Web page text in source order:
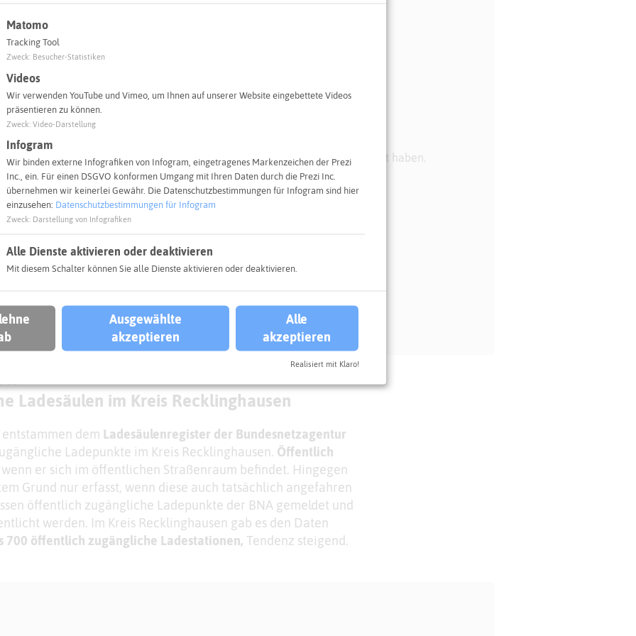
angezeigt werden, wenn Sie der Verwendung von "Infogram" zugestimmt haben.
Entscheidung anpassen
Ladesäulen im Kreis Recklinghausen
dem Ladesäulenregister der Bundesnetzagentur
Ladepunkte im Kreis Recklinghausen. Öffentlich
er sich im öffentlichen Straßenraum befindet. Hingegen
Grund nur erfasst, wenn diese auch tatsächlich angefahren
öffentlich zugängliche Ladepunkte der BNA gemeldet und
werden. Im Kreis Recklinghausen gab es den Daten
700 öffentlich zugängliche Ladestationen, Tendenz steigend.
Matomo
Tracking Tool
Zweck: Besucher-Statistiken
Videos
Wir verwenden YouTube und Vimeo, um Ihnen auf unserer Website eingebettete Videos
präsentieren zu können.
Zweck: Video-Darstellung
Infogram
Wir binden externe Infografiken von Infogram, eingetragenes Markenzeichen der Prezi
Inc., ein. Für einen DSGVO konformen Umgang mit Ihren Daten durch die Prezi Inc.
übernehmen wir keinerlei Gewähr. Die Datenschutzbestimmungen für Infogram sind hier
einzusehen: Datenschutzbestimmungen für Infogram
Zweck: Darstellung von Infografiken
Alle Dienste aktivieren oder deaktivieren
Mit diesem Schalter können Sie alle Dienste aktivieren oder deaktivieren.
Ausgewählte
akzeptieren
Alle
akzeptieren
Realisiert mit Klaro!